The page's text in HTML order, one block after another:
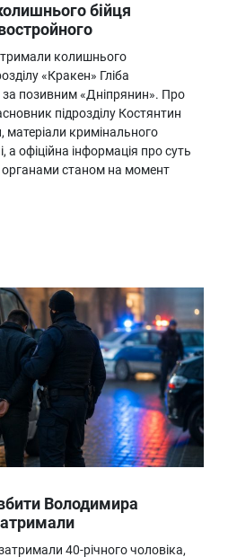
бійця
колишнього
«Кракен» Гліба
за позивним «Дніпрянин». Про
підрозділу Костянтин
матеріали кримінального
офіційна інформація про суть
станом на момент
Володимира
40-річного чоловіка,